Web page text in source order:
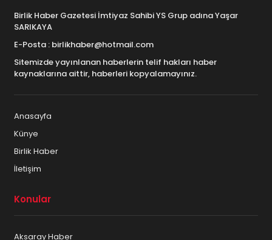
Birlik Haber Gazetesi İmtiyaz Sahibi YS Grup adına Yaşar
SARIKAYA
E-Posta : birlikhaber@hotmail.com
Sitemizde yayınlanan haberlerin telif hakları haber
kaynaklarına aittir, haberleri kopyalamayınız.
Anasayfa
Künye
Birlik Haber
İletişim
Konular
Aksaray Haber